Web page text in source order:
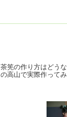
茶筅の作り方はどう
の高山で実際作って